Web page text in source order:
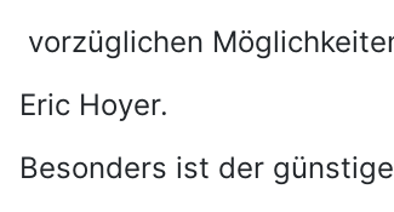
vorzüglichen
Eric Hoyer.
Besonders ist der